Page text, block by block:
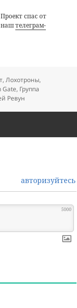
спас от
наштелеграм-
,Лохотроны,
Gate, Группа
Ревун
авторизуйтесь
5000